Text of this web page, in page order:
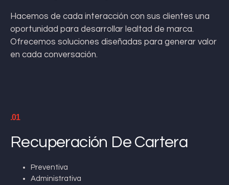
Hacemos de cada interacción con sus clientes una
oportunidad para desarrollar lealtad de marca.
Ofrecemos soluciones diseñadas para generar valor
en cada conversación.
.01
Recuperación De Cartera
Preventiva
Administrativa